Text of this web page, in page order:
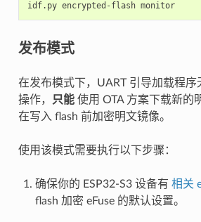
idf.py encrypted-flash monitor
发布模式
在发布模式下，UART 引导加载程序
操作，
只能使用 OTA 方案下载新的
在写入 flash 前加密明文镜像。
使用该模式需要执行以下步骤：
确保你的 ESP32-S3 设备有 相关
flash 加密 eFuse 的默认设置。